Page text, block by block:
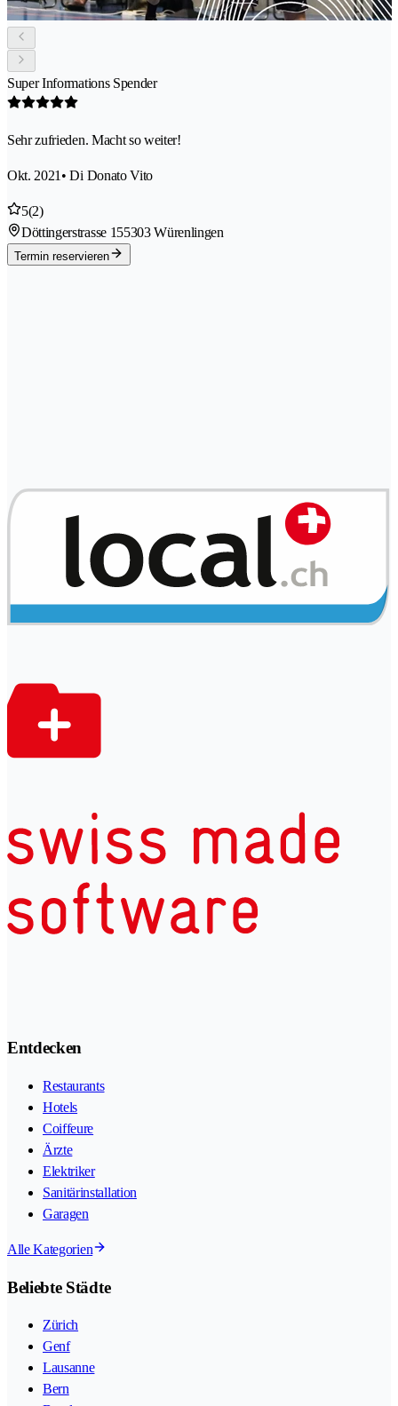
Super Informations Spender
Sehr zufrieden. Macht so weiter!
Okt. 2021 • Di Donato Vito
5(2)
Döttingerstrasse 155303 Würenlingen
Termin reservieren
Entdecken
Restaurants
Hotels
Coiffeure
Ärzte
Elektriker
Sanitärinstallation
Garagen
Alle Kategorien
Beliebte Städte
Zürich
Genf
Lausanne
Bern